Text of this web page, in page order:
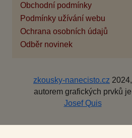
Obchodní podmínky
Podmínky užívání webu
Ochrana osobních údajů
Odběr novinek
zkousky-nanecisto.cz 2024,
autorem grafických prvků je
Josef Quis